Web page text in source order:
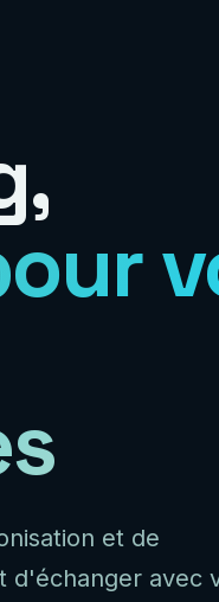
et de
d'échanger avec